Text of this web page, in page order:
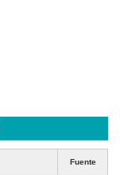
Fuente